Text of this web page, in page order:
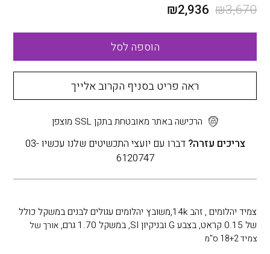
₪3,670
₪2,936
הוספה לסל
ראה פריט בסניף הקרוב אלייך
הרכישה באתר מאובטחת בתקן SSL מוצפן
צריכים עזרה?
דברו עם יועצי התכשיטים שלנו עכשיו 03-
6120747
צמיד יהלומים , זהב 14k,משובץ יהלומים עגולים לבנים במשקל כולל
של 0.15 קראט, בצבע G ובניקיון SI, במשקל 1.70 גרם,
אורך של
צמיד 18+2 ס"מ